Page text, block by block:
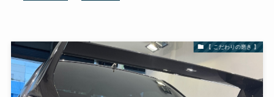
【 こだわりの磨き 】